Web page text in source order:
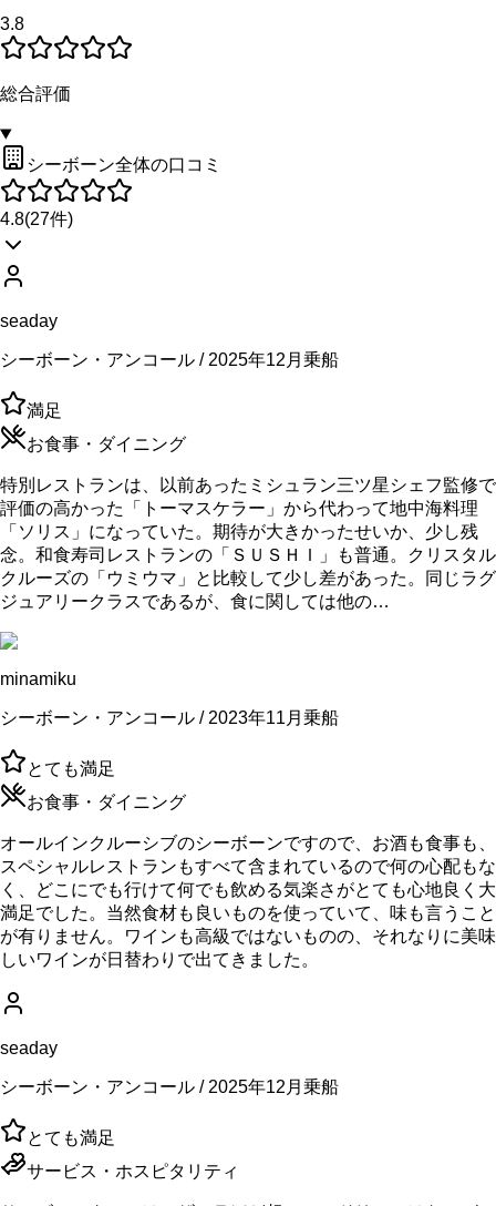
3.8
総合評価
シーボーン全体の口コミ
4.8(27件)
seaday
シーボーン・アンコール / 2025年12月乗船
満足
お食事・ダイニング
特別レストランは、以前あったミシュラン三ツ星シェフ監修で
評価の高かった「トーマスケラー」から代わって地中海料理
「ソリス」になっていた。期待が大きかったせいか、少し残
念。和食寿司レストランの「ＳＵＳＨＩ」も普通。クリスタル
クルーズの「ウミウマ」と比較して少し差があった。同じラグ
ジュアリークラスであるが、食に関しては他の…
minamiku
シーボーン・アンコール / 2023年11月乗船
とても満足
お食事・ダイニング
オールインクルーシブのシーボーンですので、お酒も食事も、
スペシャルレストランもすべて含まれているので何の心配もな
く、どこにでも行けて何でも飲める気楽さがとても心地良く大
満足でした。当然食材も良いものを使っていて、味も言うこと
が有りません。ワインも高級ではないものの、それなりに美味
しいワインが日替わりで出てきました。
seaday
シーボーン・アンコール / 2025年12月乗船
とても満足
サービス・ホスピタリティ